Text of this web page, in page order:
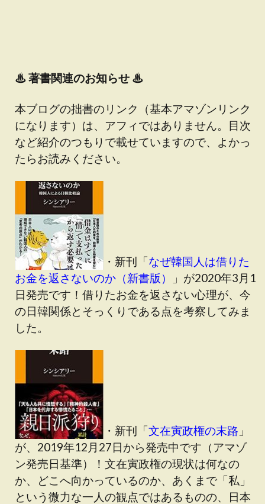
♨著書関連のお知らせ ♨
本ブログの拙書のリンク（基本アマゾンリンク
になります）は、アフィではありません。目次
など紹介のつもりで載せていますので、よかっ
たらお読みください。
・新刊「なぜ韓国人は借りた
お金を返さないのか（新書版）
」が2020年3月1
日発売です！借りたお金を返さない心理が、今
の日韓関係とそっくりである点を考察してみま
した。
・新刊「文在寅政権の末路 」
が、2019年12月27日から発売中です（アマゾ
ン発売日基準）！文在寅政権の現状は何なの
か、どこへ向かっているのか、あくまで「私」
という微力な一人の観点ではあるものの、日本